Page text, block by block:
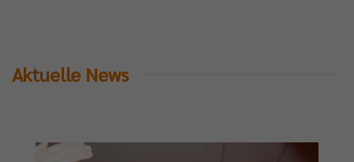
Aktuelle News